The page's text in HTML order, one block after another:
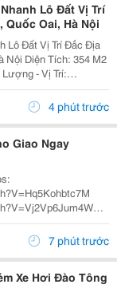
Lô Đất Vị Trí
Oai, Hà Nội
Lô Đất Vị Trí Đắc Địa
Nội Diện Tích: 354 M2
- Vị Trí:
4 phút trước
Giao Ngay
Giới Thiệu Và
Xăng Có Khả
7 phút trước
Xe Hơi Đào Tông